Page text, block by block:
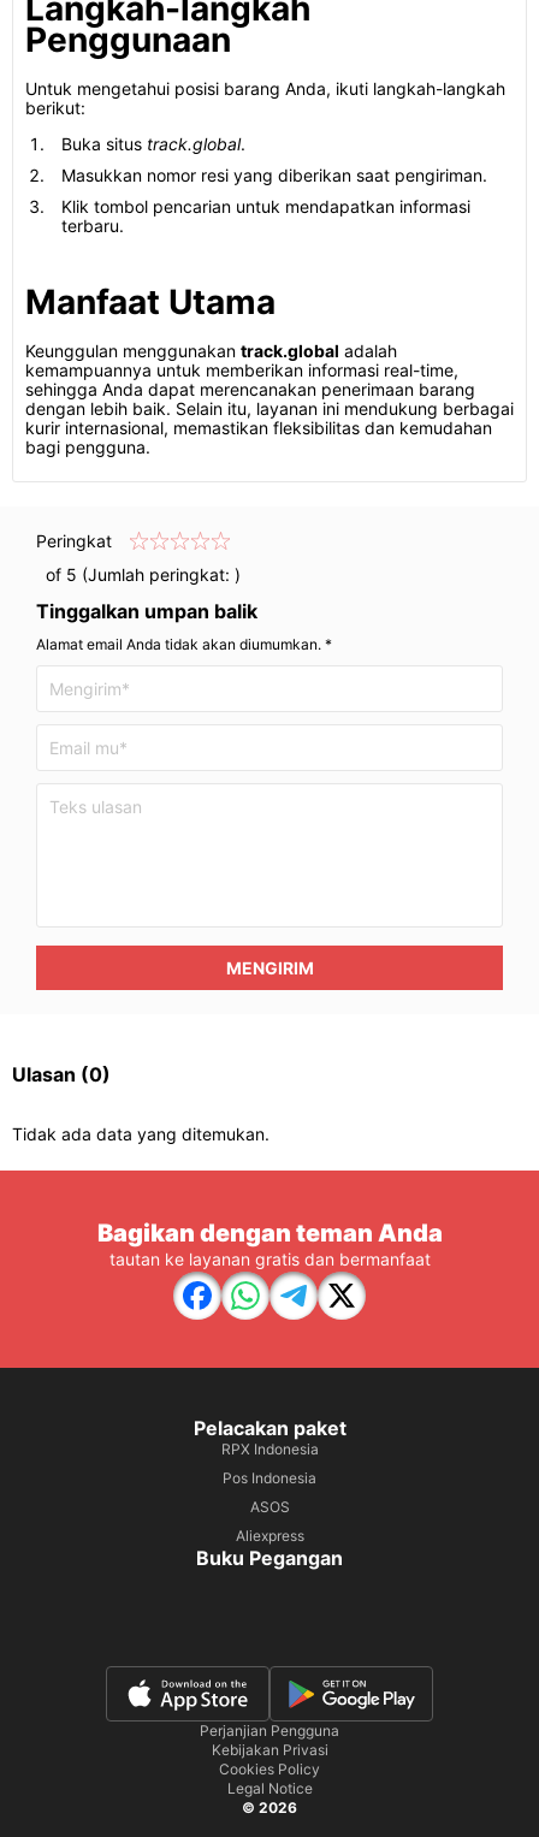
Langkah-langkah
Penggunaan
Untuk mengetahui posisi barang Anda, ikuti langkah-langkah
berikut:
Buka situs track.global.
Masukkan nomor resi yang diberikan saat pengiriman.
Klik tombol pencarian untuk mendapatkan informasi
terbaru.
Manfaat Utama
Keunggulan menggunakan track.global adalah
kemampuannya untuk memberikan informasi real-time,
sehingga Anda dapat merencanakan penerimaan barang
dengan lebih baik. Selain itu, layanan ini mendukung berbagai
kurir internasional, memastikan fleksibilitas dan kemudahan
bagi pengguna.
Peringkat
of 5 (Jumlah peringkat: )
Tinggalkan umpan balik
Alamat email Anda tidak akan diumumkan. *
MENGIRIM
Ulasan (0)
Tidak ada data yang ditemukan.
Bagikan dengan teman Anda
tautan ke layanan gratis dan bermanfaat
Pelacakan paket
RPX Indonesia
Pos Indonesia
ASOS
Aliexpress
Buku Pegangan
Perjanjian Pengguna
Kebijakan Privasi
Cookies Policy
Legal Notice
© 2026